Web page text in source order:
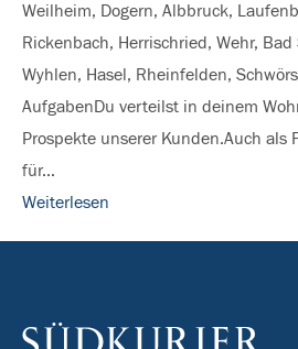
Weilheim, Dogern, Albbruck,
Rickenbach, Herrischried, Wehr,
Wyhlen, Hasel, Rheinfelden,
AufgabenDu verteilst in deinem
Prospekte unserer Kunden.Auch als
für…
Weiterlesen